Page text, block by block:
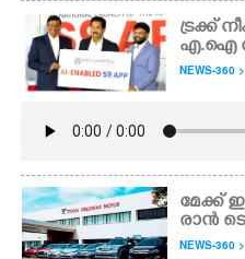
ട്രക്ക്
എ.ഐ
NEWS-360
മേക്ക്
രാൻ
NEWS-360